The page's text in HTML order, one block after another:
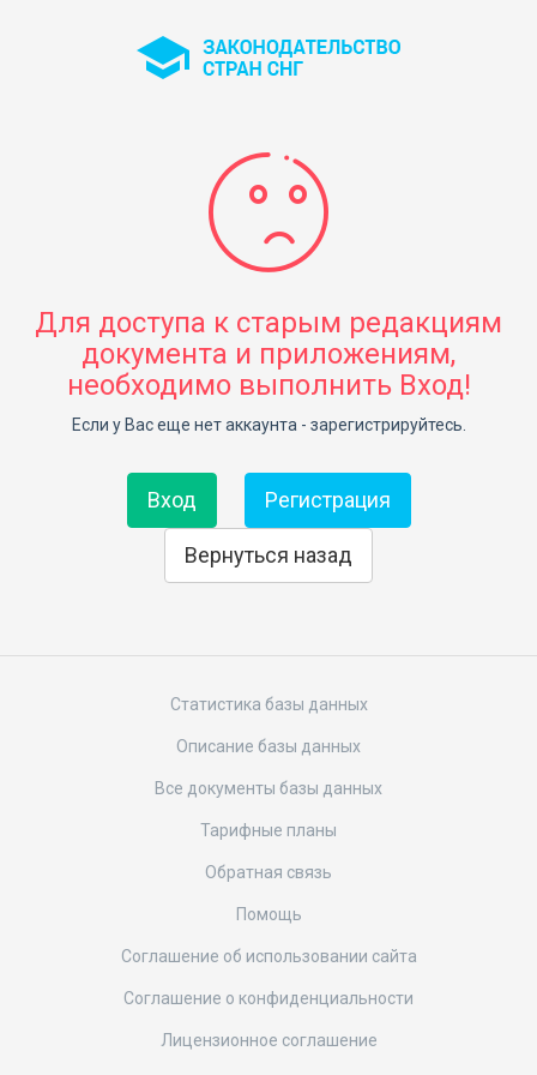
Для доступа к старым редакциям
документа и приложениям,
необходимо выполнить Вход!
Если у Вас еще нет аккаунта - зарегистрируйтесь.
Вход Регистрация
Вернуться назад
Статистика базы данных
Описание базы данных
Все документы базы данных
Тарифные планы
Обратная связь
Помощь
Соглашение об использовании сайта
Соглашение о конфиденциальности
Лицензионное соглашение